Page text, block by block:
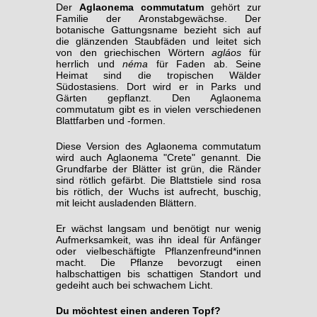
Der Aglaonema commutatum gehört zur
Familie der Aronstabgewächse. Der
botanische Gattungsname bezieht sich auf
die glänzenden Staubfäden und leitet sich
von den griechischen Wörternagláos für
herrlich und néma für Faden ab. Seine
Heimat sind die tropischen Wälder
Südostasiens. Dort wird er in Parks und
Gärten gepflanzt. Den Aglaonema
commutatum gibt es in vielen verschiedenen
Blattfarben und -formen.
Diese Version des Aglaonema commutatum
wird auch Aglaonema "Crete" genannt. Die
Grundfarbe der Blätter ist grün, die Ränder
sind rötlich gefärbt. Die Blattstiele sind rosa
bis rötlich, der Wuchs ist aufrecht, buschig,
mit leicht ausladenden Blättern.
Er wächst langsam und benötigt nur wenig
Aufmerksamkeit, was ihn ideal für Anfänger
oder vielbeschäftigte Pflanzenfreund*innen
macht. Die Pflanze bevorzugt einen
halbschattigen bis schattigen Standort und
gedeiht auch bei schwachem Licht.
Du möchtest einen anderen Topf?